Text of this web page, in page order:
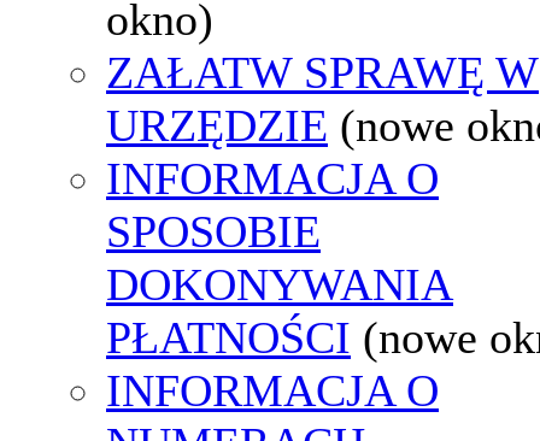
okno)
ZAŁATW SPRAWĘ W
URZĘDZIE (nowe
INFORMACJA O
SPOSOBIE
DOKONYWANIA
PŁATNOŚCI (nowe
INFORMACJA O